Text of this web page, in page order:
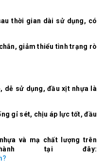
thời gian dài sử dụng, có
giảm thiểu tình trạng rò
dễ sử dụng, đầu xịt nhựa là
gỉ sét, chịu áp lực tốt, đầu
và mạ chất lượng trên
tại đây: